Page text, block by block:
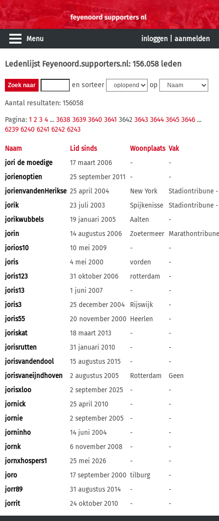
Menu inloggen aanmelden
Ledenlijst Feyenoord.supporters.nl: 156.058 leden
en sorteer op
Aantal resultaten: 156058
Pagina: 1 2 3 4 ... 3638 3639 3640 3641 3642 3643 3644 3645 3646 ...
6239 6240 6241 6242 6243
Naam Lid sinds Woonplaats Vak
jori de moedige
17 maart 2006 -
-
jorienoptien
25 september 2011 -
-
jorienvandenHerikse 25 april 2004 New York
Stadiontribune -
jorik
23 juli 2003 Spijkenisse
Stadiontribune -
jorikwubbels
19 januari 2005 Aalten
-
jorin
14 augustus 2006 Zoetermeer
jorios10
10 mei 2009 -
-
joris
4 mei 2000 vorden
-
joris123
31 oktober 2006 rotterdam
-
joris13
1 juni 2007 -
-
joris3
25 december 2004 Rijswijk
-
joris55
20 november 2000 Heerlen
-
joriskat
18 maart 2013 -
-
jorisrutten
31 januari 2010 -
-
jorisvandendool
15 augustus 2015 -
-
jorisvaneijndhoven
2 augustus 2005 Rotterdam
Geen
jorisxloo
2 september 2025 -
-
jornick
25 april 2010 -
-
jornie
2 september 2005 -
-
jorninho
14 juni 2004 -
-
jornk
6 november 2008 -
-
jornxhospers1
25 mei 2026 -
-
joro
17 september 2000 tilburg
-
jorr89
31 augustus 2014 -
-
jorrit
24 oktober 2010 - -